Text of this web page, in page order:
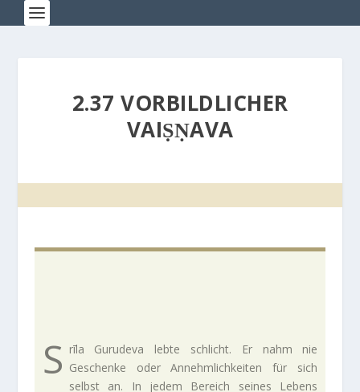
2.37 VORBILDLICHER
VAIṢṆAVA
S rīla Guru­deva lebte schlicht. Er nahm nie
Geschenke oder Annehm­lich­keiten für sich
selbst an. In jedem Bereich seines Lebens